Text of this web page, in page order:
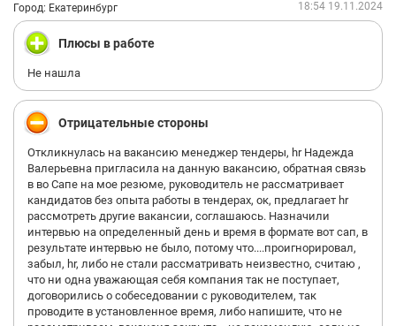
заказывать нашу продукцию, и через Авито продавать со
Город: Екатеринбург 18:54 19.11.2024
Плюсы в работе
Не нашла
Отрицательные стороны
Откликнулась на вакансию менеджер тендеры, hr Надежда
Валерьевна пригласила на данную вакансию, обратная связь
в во Сапе на мое резюме, руководитель не рассматривает
кандидатов без опыта работы в тендерах, ок, предлагает hr
рассмотреть другие вакансии, соглашаюсь. Назначили
интервью на определенный день и время в формате вот сап, в
результате интервью не было, потому что....проигнорировал,
забыл, hr, либо не стали рассматривать неизвестно, считаю ,
что ни одна уважающая себя компания так не поступает,
договорились о собеседовании с руководителем, так
проводите в установленное время, либо напишите, что не